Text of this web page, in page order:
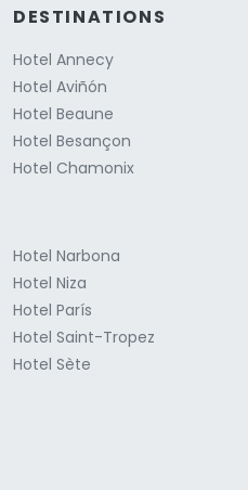
DESTINATIONS
Hotel Annecy
Hotel Aviñón
Hotel Beaune
Hotel Besançon
Hotel Chamonix
Hotel Narbona
Hotel Niza
Hotel París
Hotel Saint-Tropez
Hotel Sète